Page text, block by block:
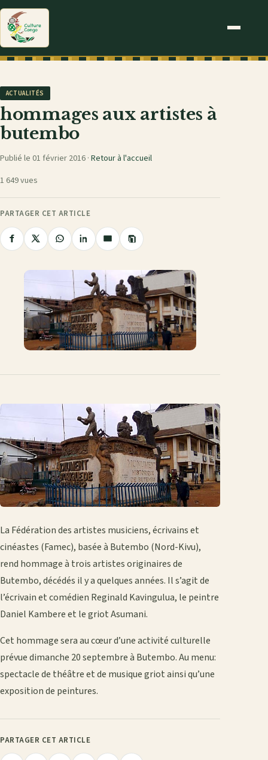
ACTUALITÉS
hommages aux artistes à
butembo
Publié le 01 février 2016 · Retour à l'accueil
1 649 vues
PARTAGER CET ARTICLE
Partager
Facebook
PartagerPartager
WhatsApp
Partager
LinkedIn
Partager
mail
Copier
le
La Fédération des artistes musiciens, écrivains et
cinéastes (Famec), basée à Butembo (Nord-Kivu),
rend hommage à trois artistes originaires de
Butembo, décédés il y a quelques années. Il s’agit de
l’écrivain et comédien Reginald Kavingulua, le peintre
Daniel Kambere et le griot Asumani.
Cet hommage sera au cœur d’une activité culturelle
prévue dimanche 20 septembre à Butembo. Au menu:
spectacle de théâtre et de musique griot ainsi qu’une
exposition de peintures.
PARTAGER CET ARTICLE